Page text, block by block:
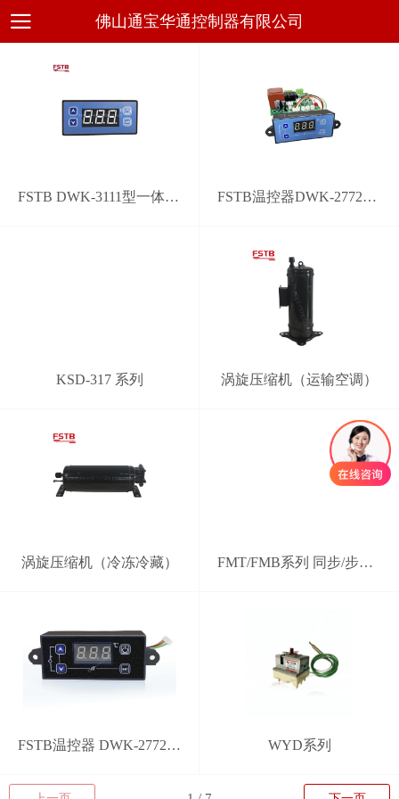
佛山通宝华通控制器有限公司
FSTB DWK-3111型一体化通用电子温控器 FSTB温控器DWK-2772型通用系统控制器
KSD-317 系列 涡旋压缩机（运输空调）
涡旋压缩机（冷冻冷藏） FMT/FMB系列 同步/步进电机电动风门
FSTB温控器 DWK-2772型 分体式智能控制器 WYD系列